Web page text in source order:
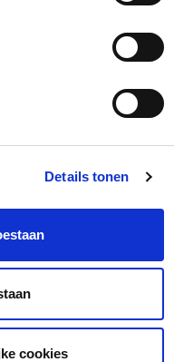
Details tonen
cookies
zonbescherming is
een mooie en vooral
te voorkomen.
producten